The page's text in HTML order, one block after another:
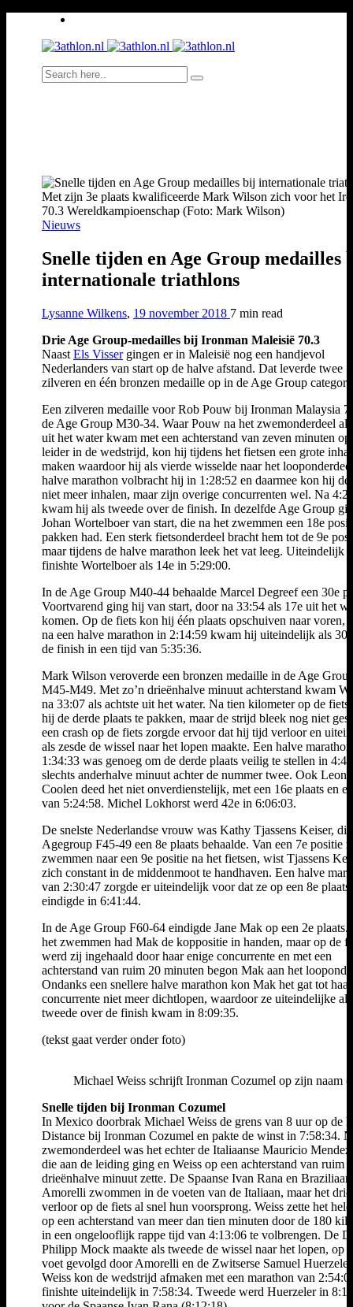
Met zijn 3e plaats kwalificeerde Mark Wilson zich voor het
70.3 Wereldkampioenschap (Foto: Mark Wilson)
Nieuws
Snelle tijden en Age Group medailles
internationale triathlons
Lysanne Wilkens, 19 november 2018 7 min read
Drie Age Group-medailles bij Ironman Maleisië 70.3
Naast Els Vissergingen er in Maleisië nog een handjevol
Nederlanders van start op de halve afstand. Dat leverde twee
zilveren en één bronzen medaille op in de Age Group
Een zilveren medaille voor Rob Pouw bij Ironman Malaysia
de Age Group M30-34. Waar Pouw na het zwemonderdeel
uit het water kwam met een achterstand van zeven minuten op
leider in de wedstrijd, kon hij tijdens het fietsen een grote
maken waardoor hij als vierde wisselde naar het
halve marathon volbracht hij in 1:28:52 en daarmee kon hij de
niet meer inhalen, maar zijn overige concurrenten wel. Na
kwam hij als tweede over de finish. In dezelfde Age Group
Johan Wortelboer van start, die na het zwemmen een 18e
pakken had. Een sterk fietsonderdeel bracht hem tot de 9e
maar tijdens de halve marathon leek het vat leeg. Uiteindelijk
finishte Wortelboer als 14e in 5:29:00.
In de Age Group M40-44 behaalde Marcel Degreef een 30e
Voortvarend ging hij van start, door na 33:54 als 17e uit het
komen. Op de fiets kon hij één plaats opschuiven naar voren,
na een halve marathon in 2:14:59 kwam hij uiteindelijk als
de finish in een tijd van 5:35:36.
Mark Wilson veroverde een bronzen medaille in de Age
M45-M49. Met zo’n drieënhalve minuut achterstand kwam
na 33:07 als achtste uit het water. Na tien kilometer op de fiets
hij de derde plaats te pakken, maar de strijd bleek nog niet
een crash op de fiets zorgde ervoor dat hij tijd verloor en
als zesde de wissel naar het lopen maakte. Een halve
1:34:33 was genoeg om de derde plaats veilig te stellen in
slechts anderhalve minuut achter de nummer twee. Ook
Coolen deed het niet onverdienstelijk, met een 16e plaats en
van 5:24:58. Michel Lokhorst werd 42e in 6:06:03.
De snelste Nederlandse vrouw was Kathy Tjassens Keiser,
Agegroup F45-49 een 8e plaats behaalde. Van een 7e positie
zwemmen naar een 9e positie na het fietsen, wist Tjassens
zich constant in de middenmoot te handhaven. Een halve
van 2:30:47 zorgde er uiteindelijk voor dat ze op een 8e plaats
eindigde in 6:41:44.
In de Age Group F60-64 eindigde Jane Mak op een 2e plaats.
het zwemmen had Mak de koppositie in handen, maar op de
werd zij ingehaald door haar enige concurrente en met een
achterstand van ruim 20 minuten begon Mak aan het
Ondanks een snellere halve marathon kon Mak het gat tot haar
concurrente niet meer dichtlopen, waardoor ze uiteindelijke als
tweede over de finish kwam in 8:09:35.
(tekst gaat verder onder foto)
Michael Weiss schrijft Ironman Cozumel op zijn naam
Snelle tijden bij Ironman Cozumel
In Mexico doorbrak Michael Weiss de grens van 8 uur op de
Distance bij Ironman Cozumel en pakte de winst in 7:58:34.
zwemonderdeel was het echter de Italiaanse Mauricio
die aan de leiding ging en Weiss op een achterstand van ruim
drieënhalve minuut zette. De Spaanse Ivan Rana en
Amorelli zwommen in de voeten van de Italiaan, maar het
verloor op de fiets al snel hun voorsprong. Weiss zette het
op een achterstand van meer dan tien minuten door de 180
in een ongelooflijk rappe tijd van 4:13:06 te volbrengen. De
Philipp Mock maakte als tweede de wissel naar het lopen, op
voet gevolgd door Amorelli en de Zwitserse Samuel
Weiss kon de wedstrijd afmaken met een marathon van
finishte uiteindelijk in 7:58:34. Tweede werd Huerzeler in